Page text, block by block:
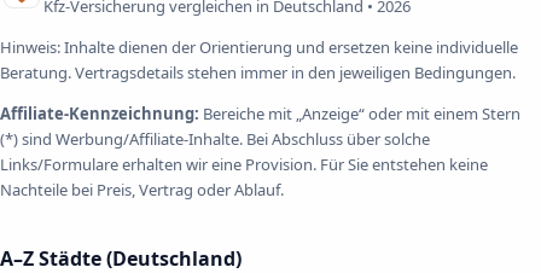
Kfz-Versicherung vergleichen in Deutschland • 2026
Hinweis: Inhalte dienen der Orientierung und ersetzen keine individuelle
Beratung. Vertragsdetails stehen immer in den jeweiligen Bedingungen.
Affiliate-Kennzeichnung: Bereiche mit „Anzeige“ oder mit einem Stern
(*) sind Werbung/Affiliate-Inhalte. Bei Abschluss über solche
Links/Formulare erhalten wir eine Provision. Für Sie entstehen keine
Nachteile bei Preis, Vertrag oder Ablauf.
A–Z Städte (Deutschland)